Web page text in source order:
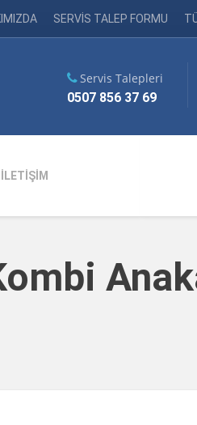
SERVİS TALEP FORMU
İLETİŞİM
Servis Talepleri
0507 856 37 69